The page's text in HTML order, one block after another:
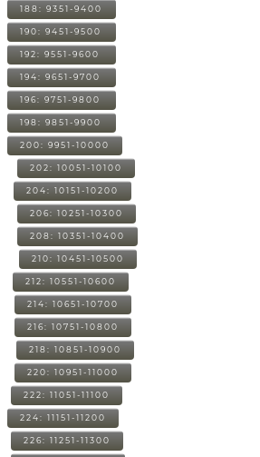
188: 9351-9400
190: 9451-9500
192: 9551-9600
194: 9651-9700
196: 9751-9800
198: 9851-9900
200: 9951-10000
202: 10051-10100
204: 10151-10200
206: 10251-10300
208: 10351-10400
210: 10451-10500
212: 10551-10600
214: 10651-10700
216: 10751-10800
218: 10851-10900
220: 10951-11000
222: 11051-11100
224: 11151-11200
226: 11251-11300